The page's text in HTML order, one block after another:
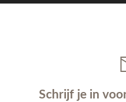
Schrijf je in